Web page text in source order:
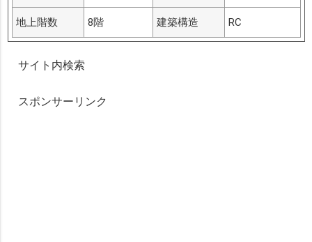
地上階数 8階 建築構造 RC
サイト内検索
スポンサーリンク